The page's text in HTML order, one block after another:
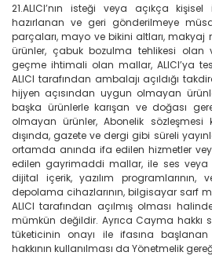
21.ALICI’nın isteği veya açıkça
hazırlanan ve geri gönderilmeye
parçaları, mayo ve bikini altları, makyaj
ürünler, çabuk bozulma tehlikesi
geçme ihtimali olan mallar, ALICI’ya
ALICI tarafından ambalajı açıldığı
hijyen açısından uygun olmayan
başka ürünlerle karışan ve doğası
olmayan ürünler, Abonelik
dışında, gazete ve dergi gibi süreli
ortamda anında ifa edilen hizmetler
edilen gayrimaddi mallar, ile ses veya
dijital içerik, yazılım programlarının,
depolama cihazlarının, bilgisayar sarf
ALICI tarafından açılmış olması
mümkün değildir. Ayrıca Cayma hakkı
tüketicinin onayı ile ifasına
hakkının kullanılması da Yönetmelik